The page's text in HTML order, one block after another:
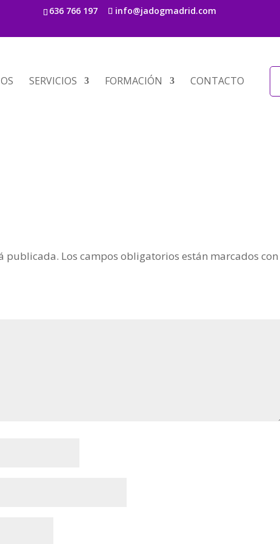
636 766 197
info@jadogmadrid.com
SERVICIOS FORMACIÓN CONTACTO
publicada. Los campos obligatorios están marcados con